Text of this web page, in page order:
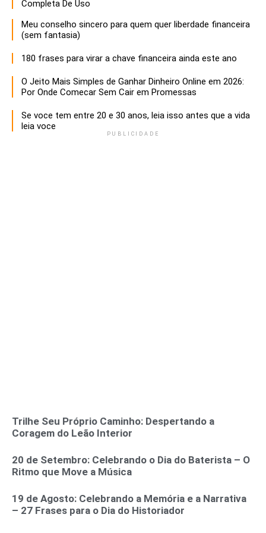
Completa De Uso
Meu conselho sincero para quem quer liberdade financeira
(sem fantasia)
180 frases para virar a chave financeira ainda este ano
O Jeito Mais Simples de Ganhar Dinheiro Online em 2026:
Por Onde Comecar Sem Cair em Promessas
Se voce tem entre 20 e 30 anos, leia isso antes que a vida
leia voce
PUBLICIDADE
Trilhe Seu Próprio Caminho: Despertando a
Coragem do Leão Interior
20 de Setembro: Celebrando o Dia do Baterista – O
Ritmo que Move a Música
19 de Agosto: Celebrando a Memória e a Narrativa
– 27 Frases para o Dia do Historiador